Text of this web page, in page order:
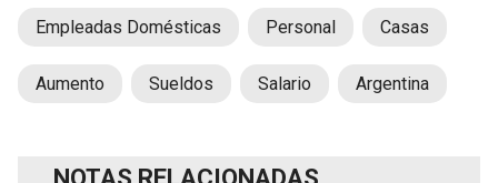
Empleadas Domésticas Personal Casas
Aumento Sueldos Salario Argentina